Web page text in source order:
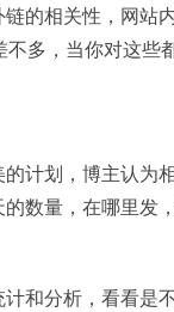
的相关性，网站
多，当你对这些
计划，博主认为
数量，在哪里发
和分析，看看是